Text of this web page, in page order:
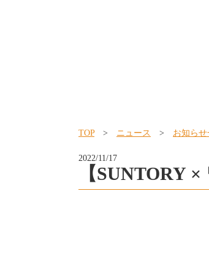
TOP> ニュース > お知ら
2022/11/17
【SUNTORY